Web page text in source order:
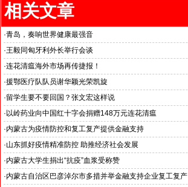
相关文章
·青岛，奏响世界健康最强音
·王毅同匈牙利外长举行会谈
·连花清瘟海外市场再传捷报！
·援鄂医疗队队员谢华颖光荣凯旋
·留学生要不要回国？张文宏这样说
· 以岭药业向中国红十字会捐赠148万元连花清瘟
·内蒙古为疫情防控和复工复产提供金融支持
·山东抓好疫情精准防控 助推经济社会发展
·内蒙古大学生捐出“抗疫”血浆受称赞
·内蒙古自治区巴彦淖尔市多措并举金融支持企业复工复产